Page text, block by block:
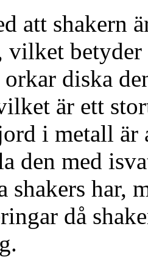
att shakern
betyder
diska
är ett
i metall är
den med
shakers har,
då